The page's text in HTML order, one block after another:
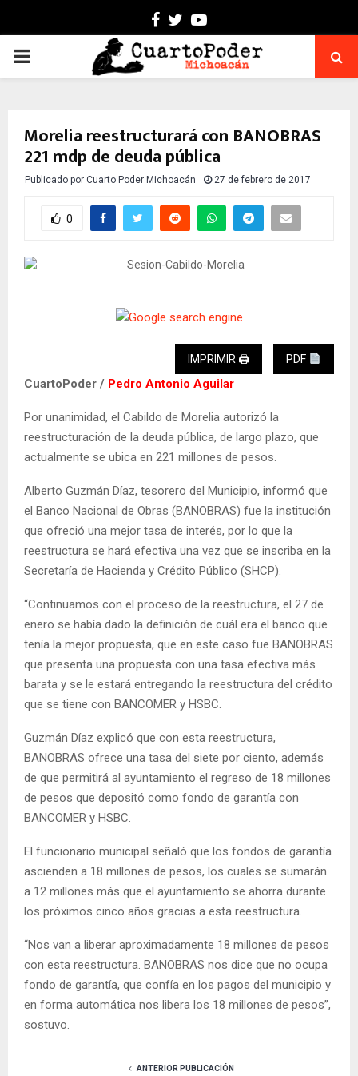
Facebook
TwitterYoutube
PRIMARY
Morelia reestructurará con BANOBRAS
221 mdp de deuda pública
Publicado por Cuarto Poder Michoacán 27 de febrero de 2017
0
IMPRIMIR 🖨 PDF
CuartoPoder / Pedro Antonio Aguilar
Por unanimidad, el Cabildo de Morelia autorizó la
reestructuración de la deuda pública, de largo plazo, que
actualmente se ubica en 221 millones de pesos.
Alberto Guzmán Díaz, tesorero del Municipio, informó que
el Banco Nacional de Obras (BANOBRAS) fue la institución
que ofreció una mejor tasa de interés, por lo que la
reestructura se hará efectiva una vez que se inscriba en la
Secretaría de Hacienda y Crédito Público (SHCP).
“Continuamos con el proceso de la reestructura, el 27 de
enero se había dado la definición de cuál era el banco que
tenía la mejor propuesta, que en este caso fue BANOBRAS
que presenta una propuesta con una tasa efectiva más
barata y se le estará entregando la reestructura del crédito
que se tiene con BANCOMER y HSBC.
Guzmán Díaz explicó que con esta reestructura,
BANOBRAS ofrece una tasa del siete por ciento, además
de que permitirá al ayuntamiento el regreso de 18 millones
de pesos que depositó como fondo de garantía con
BANCOMER y HSBC.
El funcionario municipal señaló que los fondos de garantía
ascienden a 18 millones de pesos, los cuales se sumarán
a 12 millones más que el ayuntamiento se ahorra durante
los próximos cinco años gracias a esta reestructura.
“Nos van a liberar aproximadamente 18 millones de pesos
con esta reestructura. BANOBRAS nos dice que no ocupa
fondo de garantía, que confía en los pagos del municipio y
en forma automática nos libera los 18 millones de pesos”,
sostuvo.
ANTERIOR PUBLICACIÓN